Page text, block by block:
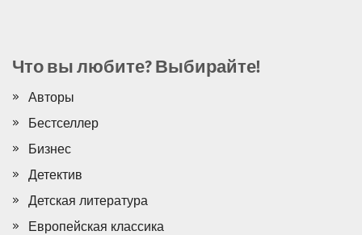
Что вы любите? Выбирайте!
Авторы
Бестселлер
Бизнес
Детектив
Детская литература
Европейская классика